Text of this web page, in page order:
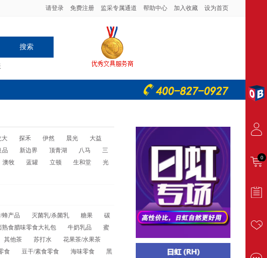
请登录 免费注册 监采专属通道 帮助中心 加入收藏 设为首页
搜索
大 探禾 伊然 晨光
大益
品 新边界 顶青湖 八马
三
澳牧 蓝罐 立顿 生和堂
光
蜂产品 灭菌乳/杀菌乳 糖果
碳
熟食腊味零食大礼包 牛奶乳品
蜜
其他茶 苏打水
花果茶/水果茶
食 豆干/素食零食 海味零食
黑
0